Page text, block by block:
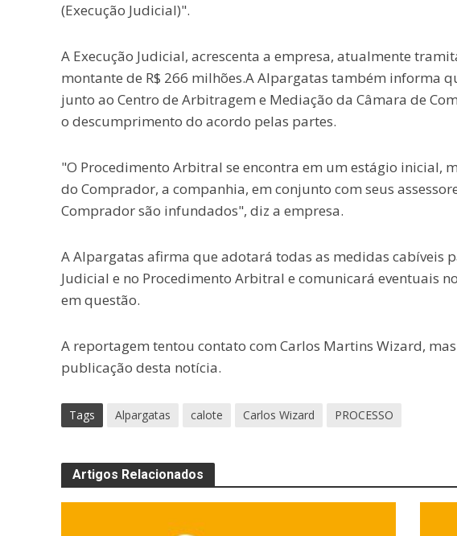
(Execução Judicial)".
A Execução Judicial, acrescenta a empresa, atualmente
montante de R$ 266 milhões.A Alpargatas também informa
junto ao Centro de Arbitragem e Mediação da Câmara de
o descumprimento do acordo pelas partes.
"O Procedimento Arbitral se encontra em um estágio inicial,
do Comprador, a companhia, em conjunto com seus
Comprador são infundados", diz a empresa.
A Alpargatas afirma que adotará todas as medidas cabíveis
Judicial e no Procedimento Arbitral e comunicará eventuais
em questão.
A reportagem tentou contato com Carlos Martins Wizard,
publicação desta notícia.
Tags Alpargatas calote Carlos Wizard PROCESSO
Artigos Relacionados